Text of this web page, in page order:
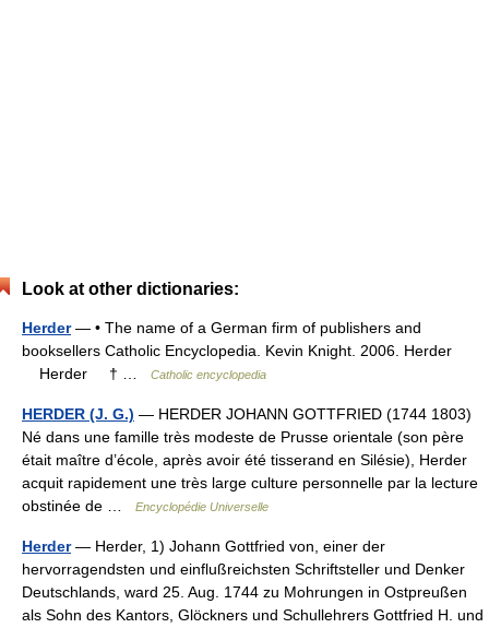
Look at other dictionaries:
Herder— • The name of a German firm of publishers and
booksellers Catholic Encyclopedia. Kevin Knight. 2006. Herder
Herder † …
Catholic encyclopedia
HERDER (J. G.) — HERDER JOHANN GOTTFRIED (1744 1803)
Né dans une famille très modeste de Prusse orientale (son père
était maître d’école, après avoir été tisserand en Silésie), Herder
acquit rapidement une très large culture personnelle par la lecture
obstinée de …
Encyclopédie Universelle
Herder— Herder, 1) Johann Gottfried von, einer der
hervorragendsten und einflußreichsten Schriftsteller und Denker
Deutschlands, ward 25. Aug. 1744 zu Mohrungen in Ostpreußen
als Sohn des Kantors, Glöckners und Schullehrers Gottfried H. und